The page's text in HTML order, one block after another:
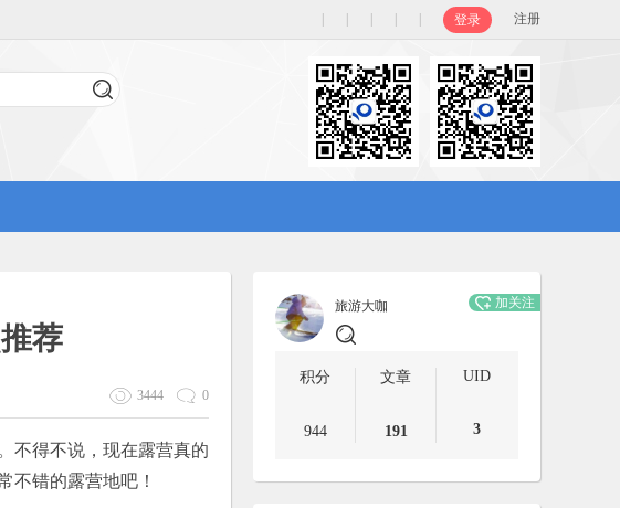
登录 注册
荐
3444 0
不得不说，现在露营真的
不错的露营地吧！
旅游大咖 加关注
积分
944
文章
191
UID
3